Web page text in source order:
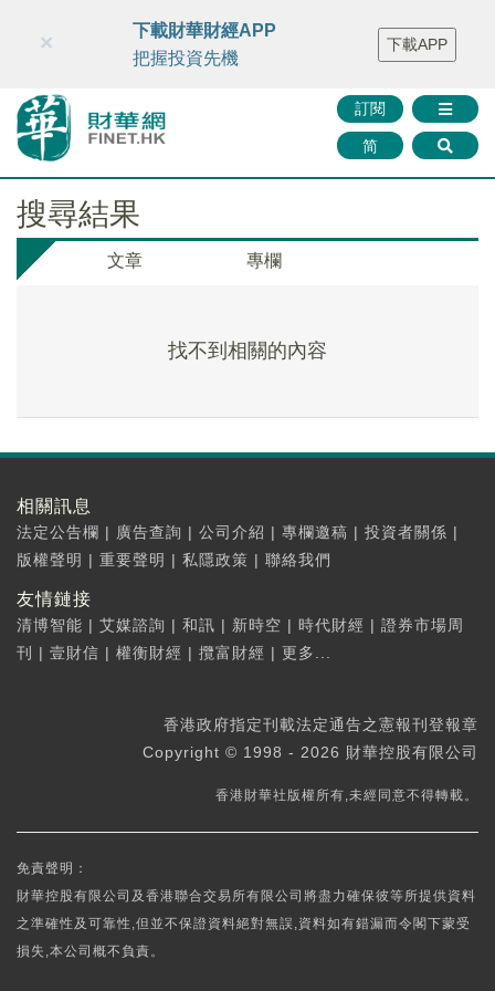
財華智庫網 FINTV FINMETA 財華證券 媒體矩陣
智庫沙龍
聯絡我們
訂閱
简
×
下載財華財經APP
把握投資先機
下載APP
搜尋結果
文章 專欄
找不到相關的內容
相關訊息
法定公告欄 | 廣告查詢 | 公司介紹 | 專欄邀稿 | 投資者關係 |
版權聲明 | 重要聲明 | 私隱政策 | 聯絡我們
友情鏈接
清博智能 | 艾媒諮詢 | 和訊 | 新時空 | 時代財經 | 證券市場周
刊
| 壹財信 | 權衡財經 | 攬富財經 | 更多...
香港政府指定刊載法定通告之憲報刊登報章
Copyright © 1998 - 2026 財華控股有限公司
香港財華社版權所有,未經同意不得轉載。
免責聲明：
財華控股有限公司及香港聯合交易所有限公司將盡力確保彼等所提供資料
之準確性及可靠性,但並不保證資料絕對無誤,資料如有錯漏而令閣下蒙受
損失,本公司概不負責。